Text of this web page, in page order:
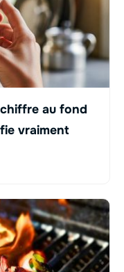
chiffre au fond
vraiment